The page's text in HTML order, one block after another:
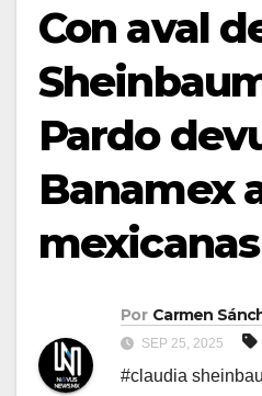
Con aval
Pardo
Banamex
mexicanas
Por Carmen
SEP 25, 2025
#claudia